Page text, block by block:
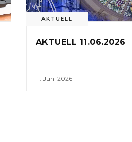
AKTUELL
AKTUELL 11.06.2026
11. Juni 2026